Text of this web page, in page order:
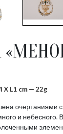
X L1 cm — 22g
очертаниями
и небесного.